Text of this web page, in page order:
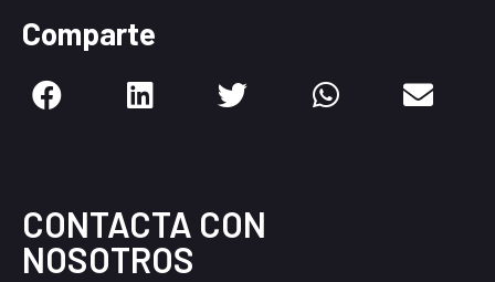
Comparte
CONTACTA CON
NOSOTROS